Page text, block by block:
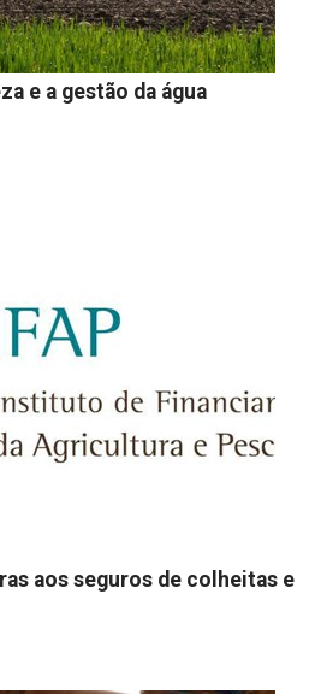
e a gestão da água
aos seguros de colheitas e